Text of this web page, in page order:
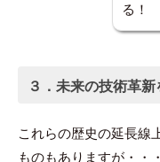
る！
３．未来の技術革新
これらの歴史の延長線
ものもありますが・・